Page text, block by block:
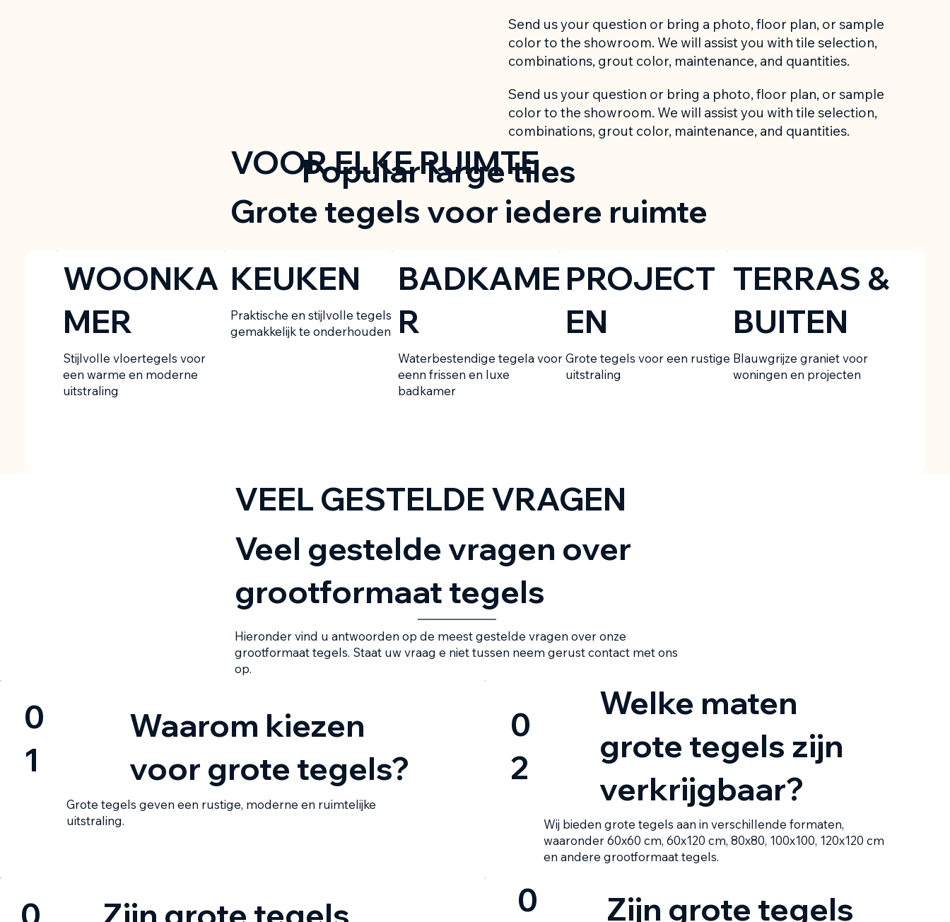
Send us your question or bring a photo, floor plan, or sample
color to the showroom. We will assist you with tile selection,
combinations, grout color, maintenance, and quantities.
Send us your question or bring a photo, floor plan, or sample
color to the showroom. We will assist you with tile selection,
combinations, grout color, maintenance, and quantities.
Popular large tiles
VOOR ELKE RUIMTE
Grote tegels voor iedere ruimte
WOONKA
MER
Stijlvolle vloertegels voor
een warme en moderne
uitstraling
KEUKEN
Praktische en stijlvolle tegels
gemakkelijk te onderhouden
BADKAME
R
Waterbestendige tegela voor
eenn frissen en luxe
badkamer
PROJECT
EN
Grote tegels voor een rustige
uitstraling
TERRAS &
BUITEN
Blauwgrijze graniet voor
woningen en projecten
VEEL GESTELDE VRAGEN
Veel gestelde vragen over
grootformaat tegels
Hieronder vind u antwoorden op de meest gestelde vragen over onze
grootformaat tegels. Staat uw vraag e niet tussen neem gerust contact met ons
op.
Waarom kiezen
voor grote tegels?
Grote tegels geven een rustige, moderne en ruimtelijke
uitstraling.
0
1
Welke maten
grote tegels zijn
verkrijgbaar?
Wij bieden grote tegels aan in verschillende formaten,
waaronder 60x60 cm, 60x120 cm, 80x80, 100x100, 120x120 cm
en andere grootformaat tegels.
0
2
Zijn grote tegels
0